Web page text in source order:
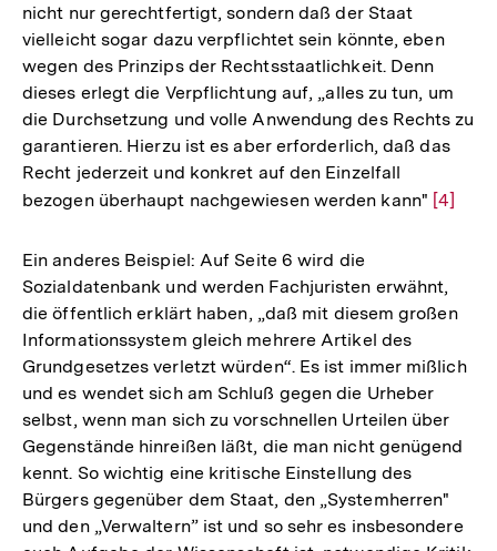
nicht nur gerechtfertigt, sondern daß der Staat
vielleicht sogar dazu verpflichtet sein könnte, eben
wegen des Prinzips der Rechtsstaatlichkeit. Denn
dieses erlegt die Verpflichtung auf, „alles zu tun, um
die Durchsetzung und volle Anwendung des Rechts zu
garantieren. Hierzu ist es aber erforderlich, daß das
Recht jederzeit und konkret auf den Einzelfall
bezogen überhaupt nachgewiesen werden kann" Zur
[4]
Ein anderes Beispiel: Auf Seite 6 wird die
Sozialdatenbank und werden Fachjuristen erwähnt,
die öffentlich erklärt haben, „daß mit diesem großen
Informationssystem gleich mehrere Artikel des
Grundgesetzes verletzt würden“. Es ist immer mißlich
und es wendet sich am Schluß gegen die Urheber
selbst, wenn man sich zu vorschnellen Urteilen über
Gegenstände hinreißen läßt, die man nicht genügend
kennt. So wichtig eine kritische Einstellung des
Bürgers gegenüber dem Staat, den „Systemherren"
und den „Verwaltern” ist und so sehr es insbesondere